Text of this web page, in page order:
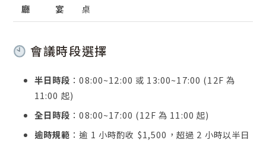
廳
宴
桌
會議時段選擇
半日時段 ：08:00~12:00 或 13:00~17:00 (12F 為
11:00 起)
全日時段 ：08:00~17:00 (12F 為 11:00 起)
逾時規範 ：逾 1 小時酌收 $1,500，超過 2 小時以半日